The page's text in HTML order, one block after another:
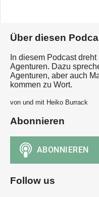
Über diesen
In diesem Podcast
Agenturen. Dazu
Agenturen, aber auch
kommen zu Wort.
von und mit Heiko Burrack
Abonnieren
Follow us